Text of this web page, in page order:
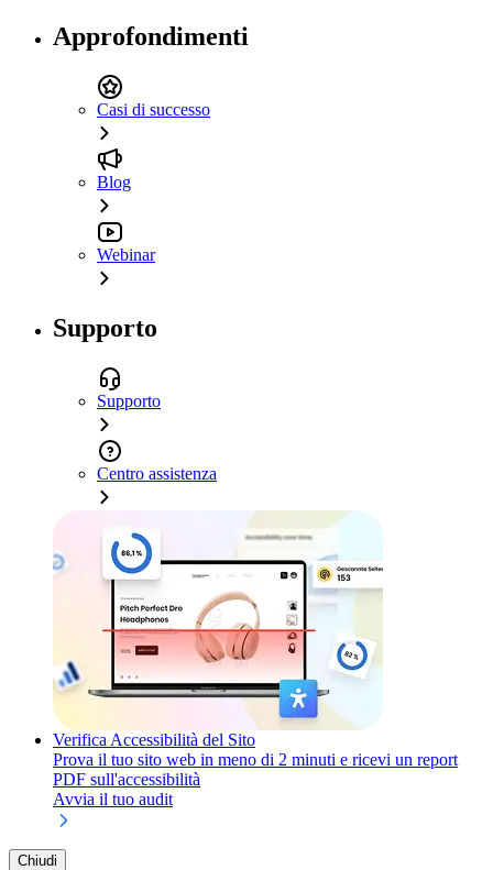
Approfondimenti
Casi di successo
Blog
Webinar
Supporto
Supporto
Centro assistenza
Verifica Accessibilità del Sito
Prova il tuo sito web in meno di 2 minuti e ricevi un report
PDF sull'accessibilità
Avvia il tuo audit
Chiudi